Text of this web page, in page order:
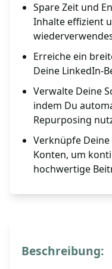
Spare Zeit und
Inhalte effizient
Erreiche ein
Deine LinkedIn-
Verwalte Deine
indem Du
Repurposing
Verknüpfe
Konten, um
hochwertige
Beschreibung: